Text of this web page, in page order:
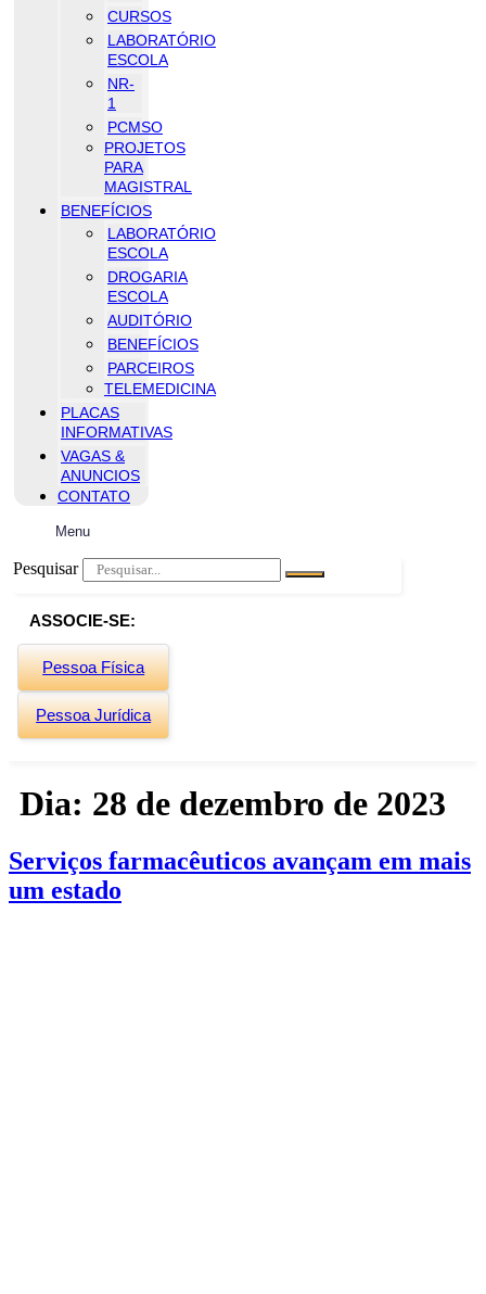
CURSOS
LABORATÓRIO
ESCOLA
NR-
1
PCMSO
PROJETOS
PARA
MAGISTRAL
BENEFÍCIOS
LABORATÓRIO
ESCOLA
DROGARIA
ESCOLA
AUDITÓRIO
BENEFÍCIOS
PARCEIROS
TELEMEDICINA
PLACAS
INFORMATIVAS
VAGAS &
ANUNCIOS
CONTATO
Menu
Pesquisar
ASSOCIE-SE:
Pessoa Física
Pessoa Jurídica
Dia: 28 de dezembro de 2023
Serviços farmacêuticos avançam em mais
um estado